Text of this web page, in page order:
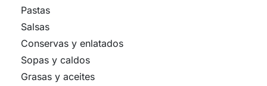
Pastas
Salsas
Conservas y enlatados
Sopas y caldos
Grasas y aceites